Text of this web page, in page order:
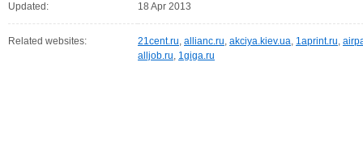
Updated: 18 Apr 2013
Related websites: 21cent.ru, allianc.ru, akciya.kiev.ua, 1aprint.ru,
alljob.ru, 1giga.ru